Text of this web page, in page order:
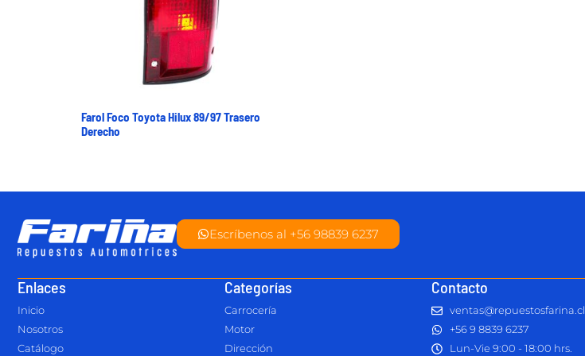
Farol Foco Toyota Hilux 89/97 Trasero
Derecho
Escríbenos al +56 98839 6237
Enlaces
Inicio
Nosotros
Catálogo
Categorías
Carrocería
Motor
Dirección
Contacto
ventas@repuestosfarina.cl
+56 9 8839 6237
Lun-Vie 9:00 - 18:00 hrs.